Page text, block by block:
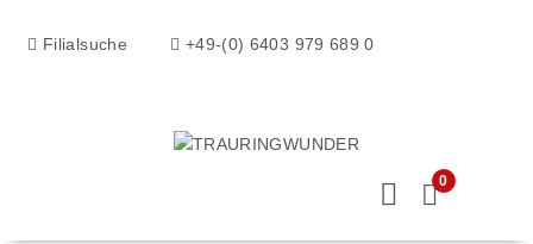
Filialsuche +49-(0) 6403 979 689 0
0